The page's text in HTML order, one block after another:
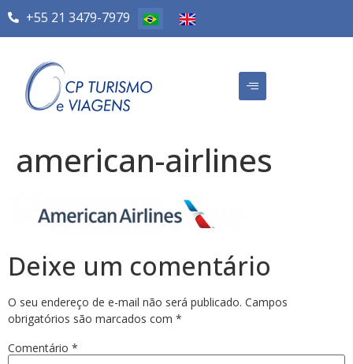
+55 21 3479-7979
american-airlines
Deixe um comentário
O seu endereço de e-mail não será publicado. Campos
obrigatórios são marcados com *
Comentário *